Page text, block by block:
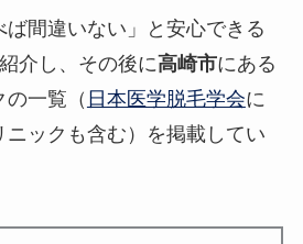
ば間違いない」と安心できる
介し、その後に高崎市にある
の一覧（ 日本医学脱毛学会に
ニックも含む）を掲載してい